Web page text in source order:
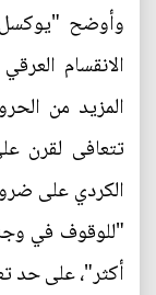
وأوضح
الانقسام
المزيد من
تتعافى لقرن
الكردي على
"للوقوف في
أكثر"، على حد